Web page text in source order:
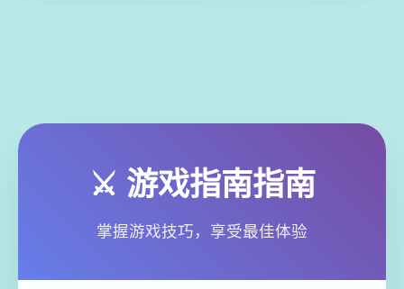
⚔️ 游戏指南指南
掌握游戏技巧，享受最佳体验